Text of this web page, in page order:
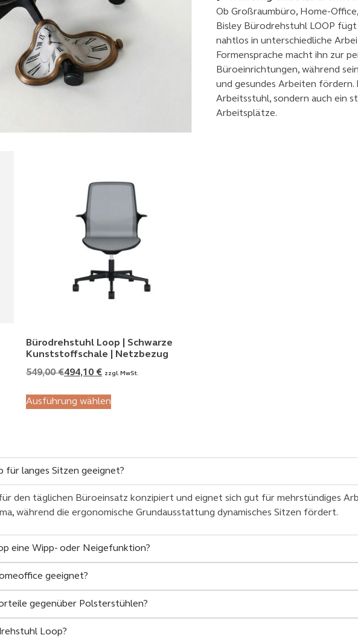
Ob Großraumbüro, Home-
Bisley Bürodrehstuhl LOOP fügt
nahtlos in unterschiedliche
Formensprache macht ihn zur
Büroeinrichtungen, während
und gesundes Arbeiten
Arbeitsstuhl, sondern auch ein
Arbeitsplätze.
Bürodrehstuhl Loop | Schwarze
Kunststoffschale | Netzbezug
549,00€494,10 € zzgl. MwSt.
Ausführung wählen
für langes Sitzen geeignet?
den täglichen Büroeinsatz konzipiert und eignet sich gut für mehrstündiges
während die ergonomische Grundausstattung dynamisches Sitzen fördert.
eine Wipp- oder Neigefunktion?
geeignet?
gegenüber Polsterstühlen?
Loop?